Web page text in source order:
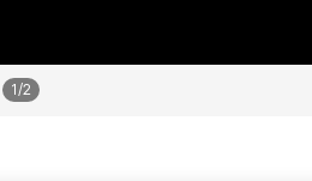
1/2